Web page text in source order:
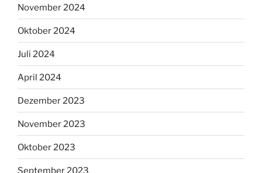
November 2024
Oktober 2024
Juli 2024
April 2024
Dezember 2023
November 2023
Oktober 2023
September 2023